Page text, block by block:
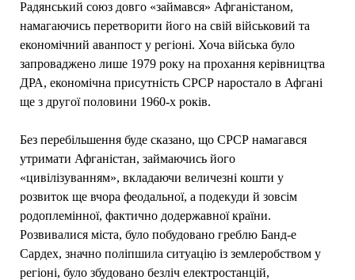
Радянський союз довго «займався» Афганістаном,
намагаючись перетворити його на свій військовий та
економічний аванпост у регіоні. Хоча війська було
запроваджено лише 1979 року на прохання керівництва
ДРА, економічна присутність СРСР наростало в Афгані
ще з другої половини 1960-х років.
Без перебільшення буде сказано, що СРСР намагався
утримати Афганістан, займаючись його
«цивілізуванням», вкладаючи величезні кошти у
розвиток ще вчора феодальної, а подекуди й зовсім
родоплемінної, фактично додержавної країни.
Розвивалися міста, було побудовано греблю Банд-е
Сардех, значно поліпшила ситуацію із землеробством у
регіоні, було збудовано безліч електростанцій,